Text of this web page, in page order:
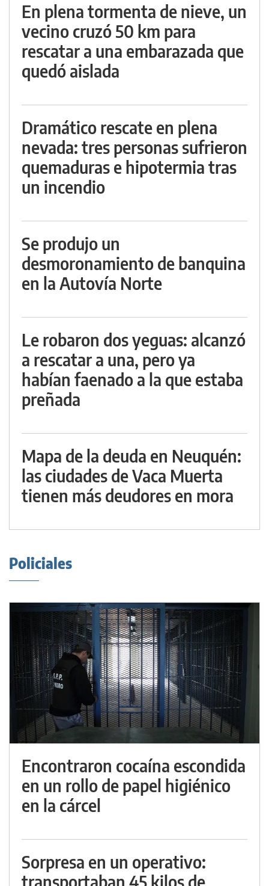
En plena tormenta de nieve, un
vecino cruzó 50 km para
rescatar a una embarazada que
quedó aislada
Dramático rescate en plena
nevada: tres personas sufrieron
quemaduras e hipotermia tras
un incendio
Se produjo un
desmoronamiento de banquina
en la Autovía Norte
Le robaron dos yeguas: alcanzó
a rescatar a una, pero ya
habían faenado a la que estaba
preñada
Mapa de la deuda en Neuquén:
las ciudades de Vaca Muerta
tienen más deudores en mora
Policiales
Encontraron cocaína escondida
en un rollo de papel higiénico
en la cárcel
Sorpresa en un operativo:
transportaban 45 kilos de